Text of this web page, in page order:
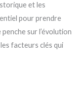
et les
pour prendre
sur l’évolution
facteurs clés qui